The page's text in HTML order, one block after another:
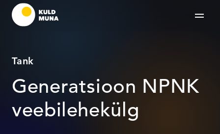
Tank
Generatsioon NPNK
veebilehekülg